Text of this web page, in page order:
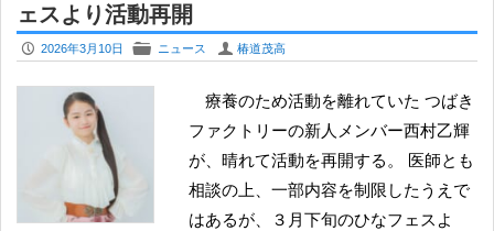
ェスより活動再開
P 2026年3月10日 F ニュース U 椿道茂高
療養のため活動を離れていた つばき
ファクトリーの新人メンバー西村乙輝
が、晴れて活動を再開する。 医師とも
相談の上、一部内容を制限したうえで
はあるが、３月下旬のひなフェスよ